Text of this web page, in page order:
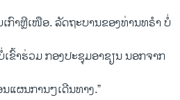
ກົາຫຼີເໜືອ. ລັດຖະບານຂອງທ່ານທຣຳ ບໍ່
ເຂົ້າຮ່ວມ ກອງປະຊຸມອາຊຽນ ນອກຈາກ
ແຜນການໆເດີນທາງ.”